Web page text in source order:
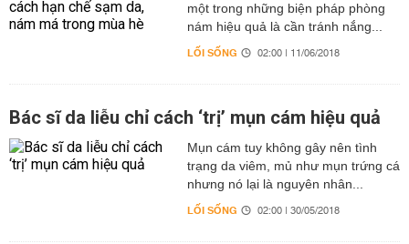
một trong những biện pháp phòng
nám hiệu quả là cần tránh nắng...
LỐI SỐNG 02:00 | 11/06/2018
Bác sĩ da liễu chỉ cách ‘trị’ mụn cám hiệu quả
Mụn cám tuy không gây nên tình
trạng da viêm, mủ như mụn trứng cá
nhưng nó lại là nguyên nhân...
LỐI SỐNG 02:00 | 30/05/2018